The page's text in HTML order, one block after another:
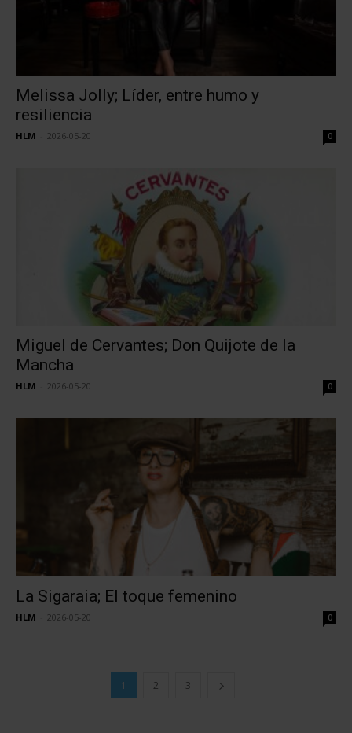
Melissa Jolly; Líder, entre humo y
resiliencia
HLM 2026-05-20 0
Miguel de Cervantes; Don Quijote de la
Mancha
HLM 2026-05-20 0
La Sigaraia; El toque femenino
HLM 2026-05-20 0
1 2 3